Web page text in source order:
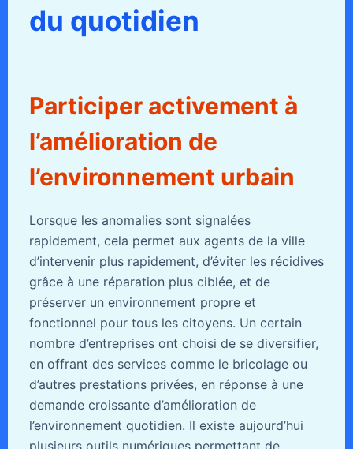
du quotidien
Participer activement à
l’amélioration de
l’environnement urbain
Lorsque les anomalies sont signalées
rapidement, cela permet aux agents de la ville
d’intervenir plus rapidement, d’éviter les récidives
grâce à une réparation plus ciblée, et de
préserver un environnement propre et
fonctionnel pour tous les citoyens. Un certain
nombre d’entreprises ont choisi de se diversifier,
en offrant des services comme le bricolage ou
d’autres prestations privées, en réponse à une
demande croissante d’amélioration de
l’environnement quotidien. Il existe aujourd’hui